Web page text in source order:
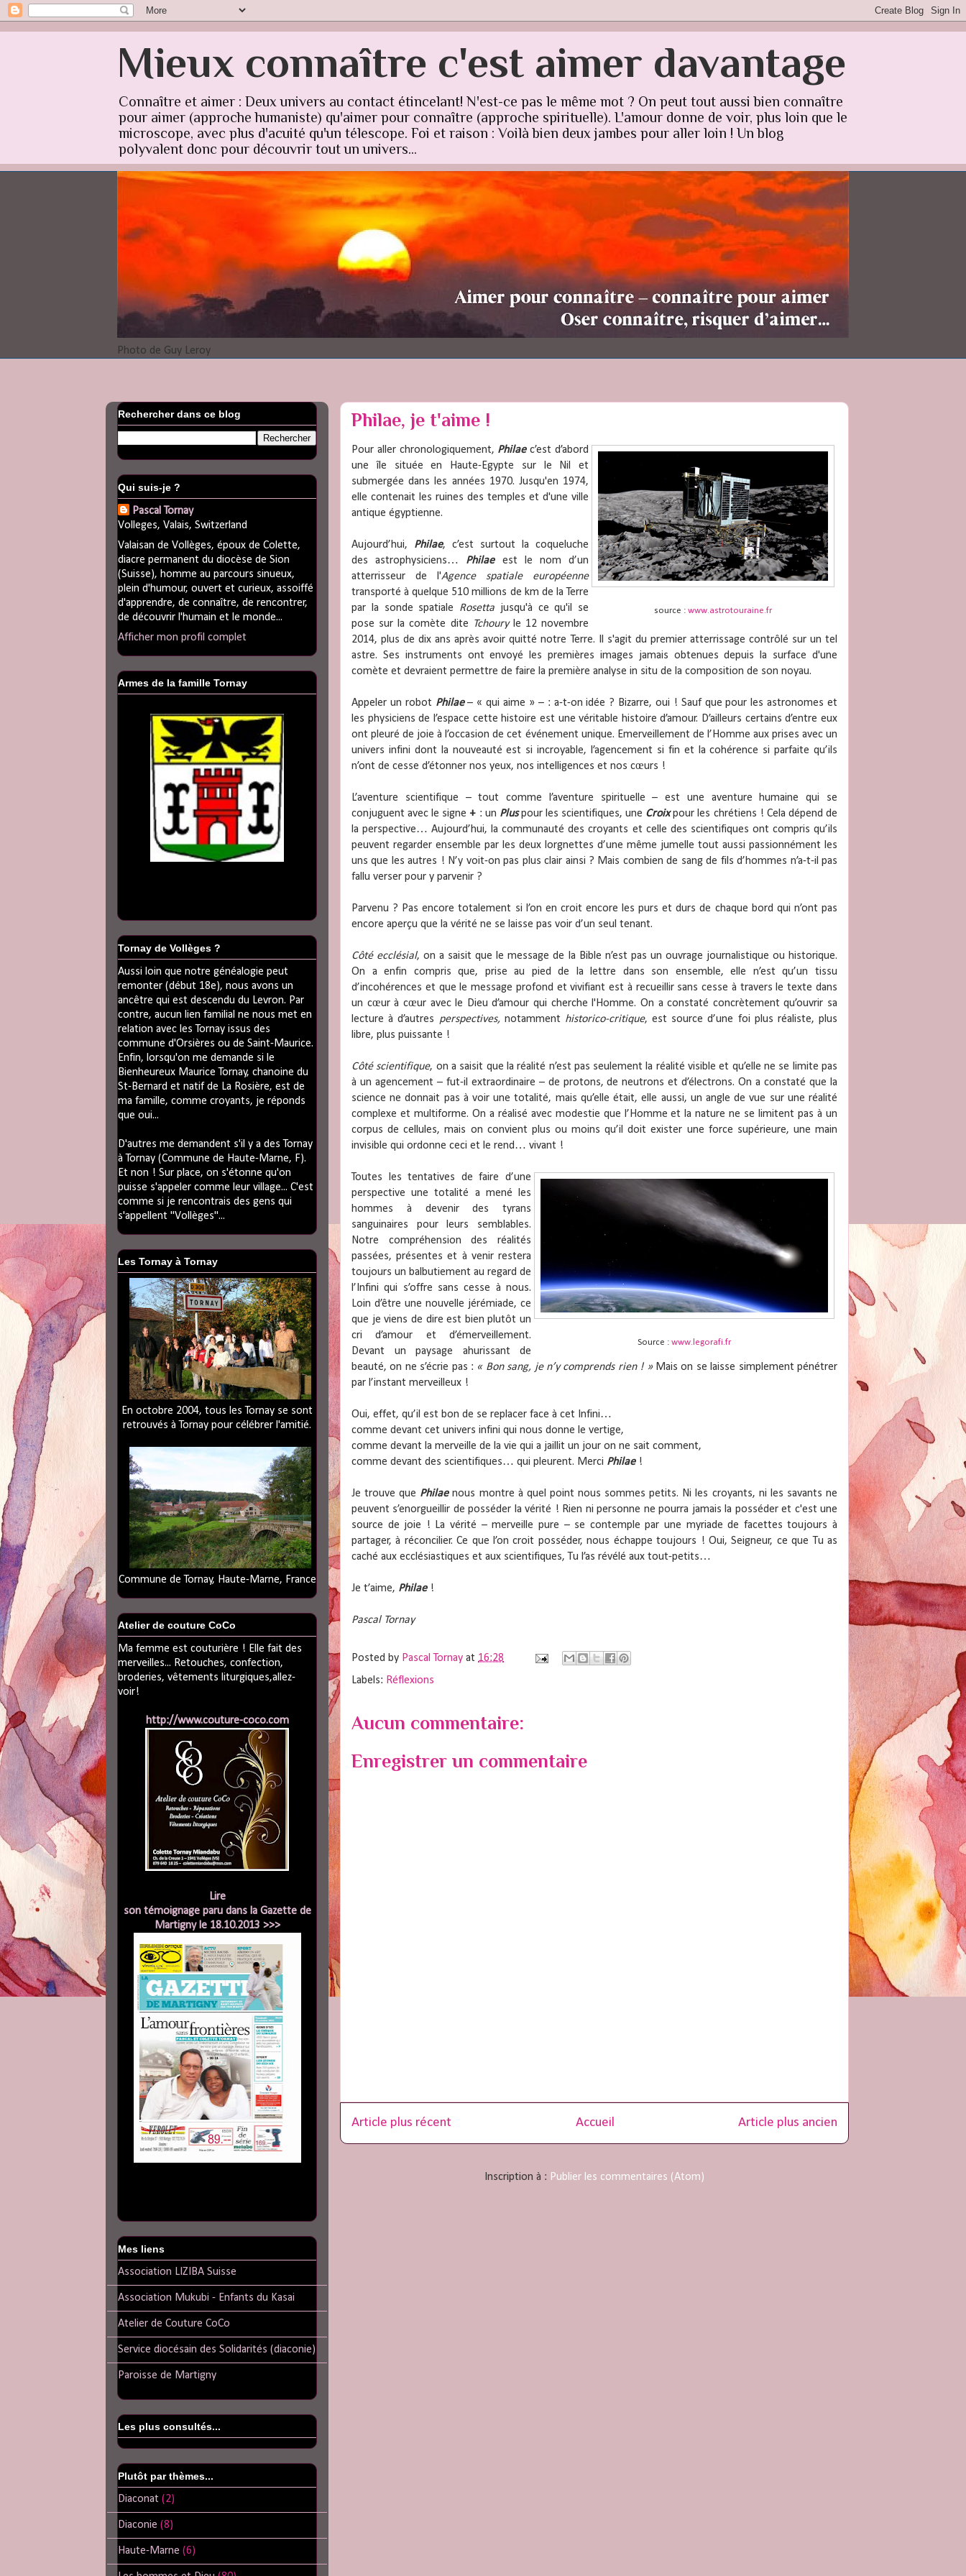
Mieux connaître c'est aimer davantage
Connaître et aimer : Deux univers au contact étincelant! N'est-ce pas le même mot ? On peut tout aussi bien connaître
pour aimer (approche humaniste) qu'aimer pour connaître (approche spirituelle). L'amour donne de voir, plus loin que le
microscope, avec plus d'acuité qu'un télescope. Foi et raison : Voilà bien deux jambes pour aller loin ! Un blog
polyvalent donc pour découvrir tout un univers...
Photo de Guy Leroy
Philae, je t'aime !
source : www.astrotouraine.fr
Pour aller chronologiquement, Philaec’est d’abord
une île située en Haute-Egypte sur le Nil et
submergée dans les années 1970. Jusqu'en 1974,
elle contenait les ruines des temples et d'une ville
antique égyptienne.
Aujourd’hui, Philae, c’est surtout la coqueluche
des astrophysiciens… Philae est le nom d’un
atterrisseur de l'Agence spatiale européenne
transporté à quelque 510 millions de km de la Terre
par la sonde spatiale Rosetta jusqu'à ce qu'il se
pose sur la comète dite Tchoury le 12 novembre
2014, plus de dix ans après avoir quitté notre Terre. Il s'agit du premier atterrissage contrôlé sur un tel
astre. Ses instruments ont envoyé les premières images jamais obtenues depuis la surface d'une
comète et devraient permettre de faire la première analyse in situ de la composition de son noyau.
Appeler un robot Philae– « qui aime » – : a-t-on idée ? Bizarre, oui ! Sauf que pour les astronomes et
les physiciens de l’espace cette histoire est une véritable histoire d’amour. D’ailleurs certains d’entre eux
ont pleuré de joie à l’occasion de cet événement unique. Emerveillement de l’Homme aux prises avec un
univers infini dont la nouveauté est si incroyable, l’agencement si fin et la cohérence si parfaite qu’ils
n’ont de cesse d’étonner nos yeux, nos intelligences et nos cœurs !
L’aventure scientifique – tout comme l’aventure spirituelle – est une aventure humaine qui se
conjuguent avec le signe + : un Pluspour les scientifiques, une Croixpour les chrétiens ! Cela dépend de
la perspective… Aujourd’hui, la communauté des croyants et celle des scientifiques ont compris qu’ils
peuvent regarder ensemble par les deux lorgnettes d’une même jumelle tout aussi passionnément les
uns que les autres ! N’y voit-on pas plus clair ainsi ? Mais combien de sang de fils d’hommes n’a-t-il pas
fallu verser pour y parvenir ?
Parvenu ? Pas encore totalement si l’on en croit encore les purs et durs de chaque bord qui n’ont pas
encore aperçu que la vérité ne se laisse pas voir d’un seul tenant.
Côté ecclésial, on a saisit que le message de la Bible n’est pas un ouvrage journalistique ou historique.
On a enfin compris que, prise au pied de la lettre dans son ensemble, elle n’est qu’un tissu
d’incohérences et que le message profond et vivifiant est à recueillir sans cesse à travers le texte dans
un cœur à cœur avec le Dieu d’amour qui cherche l'Homme. On a constaté concrètement qu’ouvrir sa
lecture à d’autres perspectives, notamment historico-critique, est source d’une foi plus réaliste, plus
libre, plus puissante !
Côté scientifique, on a saisit que la réalité n’est pas seulement la réalité visible et qu’elle ne se limite pas
à un agencement – fut-il extraordinaire – de protons, de neutrons et d’électrons. On a constaté que la
science ne donnait pas à voir une totalité, mais qu’elle était, elle aussi, un angle de vue sur une réalité
complexe et multiforme. On a réalisé avec modestie que l’Homme et la nature ne se limitent pas à un
corpus de cellules, mais on convient plus ou moins qu’il doit exister une force supérieure, une main
invisible qui ordonne ceci et le rend… vivant !
Source : www.legorafi.fr
Toutes les tentatives de faire d’une
perspective une totalité a mené les
hommes à devenir des tyrans
sanguinaires pour leurs semblables.
Notre compréhension des réalités
passées, présentes et à venir restera
toujours un balbutiement au regard de
l’Infini qui s’offre sans cesse à nous.
Loin d’être une nouvelle jérémiade, ce
que je viens de dire est bien plutôt un
cri d’amour et d’émerveillement.
Devant un paysage ahurissant de
beauté, on ne s’écrie pas : « Bon sang, je n’y comprends rien ! »Mais on se laisse simplement pénétrer
par l’instant merveilleux !
Oui, effet, qu’il est bon de se replacer face à cet Infini…
comme devant cet univers infini qui nous donne le vertige,
comme devant la merveille de la vie qui a jaillit un jour on ne sait comment,
comme devant des scientifiques… qui pleurent. Merci Philae !
Je trouve que Philaenous montre à quel point nous sommes petits. Ni les croyants, ni les savants ne
peuvent s’enorgueillir de posséder la vérité ! Rien ni personne ne pourra jamais la posséder et c'est une
source de joie ! La vérité – merveille pure – se contemple par une myriade de facettes toujours à
partager, à réconcilier. Ce que l’on croit posséder, nous échappe toujours ! Oui, Seigneur, ce que Tu as
caché aux ecclésiastiques et aux scientifiques, Tu l’as révélé aux tout-petits…
Je t’aime, Philae !
Pascal Tornay
Posted by Pascal Tornay at 16:28
Labels: Réflexions
Aucun commentaire:
Enregistrer un commentaire
Article plus récent Article plus ancien
Accueil
Inscription à : Publier les commentaires (Atom)
Rechercher dans ce blog
Qui suis-je ?
Pascal Tornay
Volleges, Valais, Switzerland
Valaisan de Vollèges, époux de Colette,
diacre permanent du diocèse de Sion
(Suisse), homme au parcours sinueux,
plein d'humour, ouvert et curieux, assoiffé
d'apprendre, de connaître, de rencontrer,
de découvrir l'humain et le monde...
Afficher mon profil complet
Armes de la famille Tornay
Tornay de Vollèges ?
Aussi loin que notre généalogie peut
remonter (début 18e), nous avons un
ancêtre qui est descendu du Levron. Par
contre, aucun lien familial ne nous met en
relation avec les Tornay issus des
commune d'Orsières ou de Saint-Maurice.
Enfin, lorsqu'on me demande si le
Bienheureux Maurice Tornay, chanoine du
St-Bernard et natif de La Rosière, est de
ma famille, comme croyants, je réponds
que oui...
D'autres me demandent s'il y a des Tornay
à Tornay (Commune de Haute-Marne, F).
Et non ! Sur place, on s'étonne qu'on
puisse s'appeler comme leur village... C'est
comme si je rencontrais des gens qui
s'appellent "Vollèges"...
Les Tornay à Tornay
En octobre 2004, tous les Tornay se sont
retrouvés à Tornay pour célébrer l'amitié.
Commune de Tornay, Haute-Marne, France
Atelier de couture CoCo
Ma femme est couturière ! Elle fait des
merveilles... Retouches, confection,
broderies, vêtements liturgiques,allez-
voir!
http://www.couture-coco.com
Lire
son témoignage paru dans la Gazette de
Martigny le 18.10.2013 >>>
Mes liens
Association LIZIBA Suisse
Association Mukubi - Enfants du Kasai
Atelier de Couture CoCo
Service diocésain des Solidarités (diaconie)
Paroisse de Martigny
Les plus consultés...
Plutôt par thèmes...
Diaconat (2)
Diaconie (8)
Haute-Marne (6)